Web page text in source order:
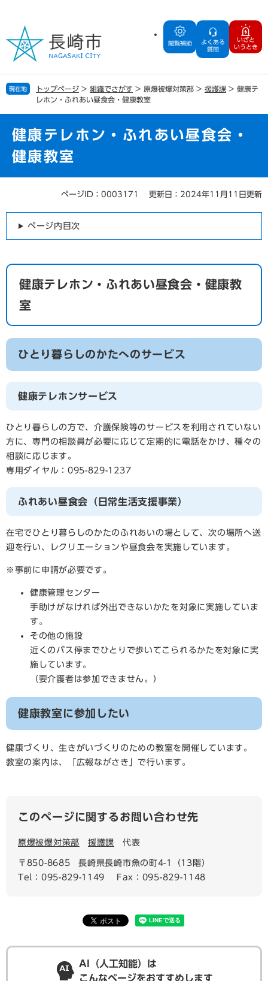
の
で
す
ー
ば
し
閲覧補助
よくある
質問
いざと
いうとき
現在地 トップページ > 組織でさがす > 原爆被爆対策部 > 援護課 > 健康テ
レホン・ふれあい昼食会・健康教室
健康テレホン・ふれあい昼食会・
健康教室
ページID：0003171 更新日：2024年11月11日更新
ページ内目次
健康テレホン・ふれあい昼食会・健康教
室
ひとり暮らしのかたへのサービス
健康テレホンサービス
ひとり暮らしの方で、介護保険等のサービスを利用されていない
方に、専門の相談員が必要に応じて定期的に電話をかけ、種々の
相談に応じます。
専用ダイヤル：095-829-1237
ふれあい昼食会（日常生活支援事業）
在宅でひとり暮らしのかたのふれあいの場として、次の場所へ送
迎を行い、レクリエーションや昼食会を実施しています。
※事前に申請が必要です。
健康管理センター
手助けがなければ外出できないかたを対象に実施していま
す。
その他の施設
近くのバス停までひとりで歩いてこられるかたを対象に実
施しています。
（要介護者は参加できません。）
健康教室に参加したい
健康づくり、生きがいづくりのための教室を開催しています。
教室の案内は、「広報ながさき」で行います。
このページに関するお問い合わせ先
原爆被爆対策部 援護課 代表
〒850-8685
長崎県長崎市魚の町4-1（13階）
Tel：095-829-1149
Fax：095-829-1148
AI（人工知能）は
こんなページをおすすめします